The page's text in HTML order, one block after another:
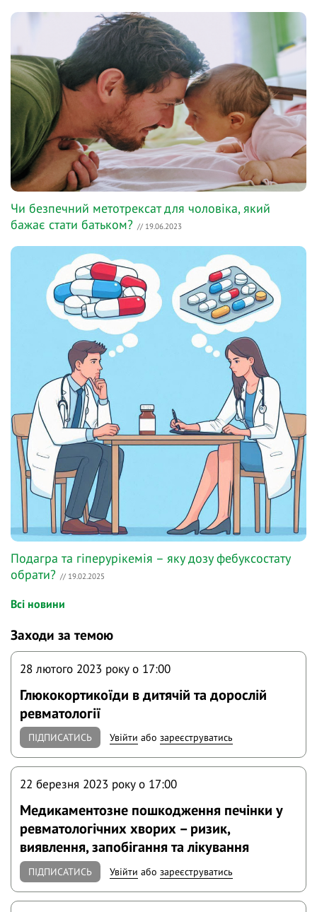
Чи безпечний метотрексат для чоловіка, який
бажає стати батьком? // 19.06.2023
Подагра та гіперурікемія – яку дозу фебуксостату
обрати? // 19.02.2025
Всі новини
Заходи за темою
28 лютого 2023 року o 17:00
Глюкокортикоїди в дитячій та дорослій
ревматології
ПІДПИСАТИСЬ Увійти абозареєструватись
22 березня 2023 року o 17:00
Медикаментозне пошкодження печінки у
ревматологічних хворих – ризик,
виявлення, запобігання та лікування
ПІДПИСАТИСЬ Увійти абозареєструватись